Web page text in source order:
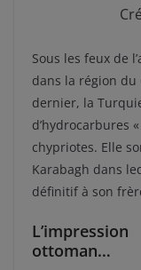
Sous les feux de
dans la région du
dernier, la
d’hydrocarbures «
chypriotes. Elle
Karabagh dans
définitif à son
ottoman…